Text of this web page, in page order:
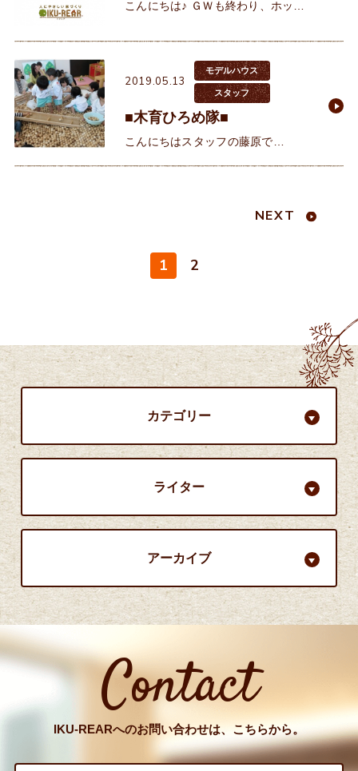
こんにちは♪ ＧＷも終わり、ホッと
戦々恐々でしょうか？ パパや子供
はゆっくりできる大型連休。ですが
2019.05.13
モデルハウス
スタッフ
■木育ひろめ隊■
こんにちはスタッフの藤原で
1 2
NEXT
カテゴリー
ライター
アーカイブ
Contact
IKU-REARへのお問い合わせは、こちらから。